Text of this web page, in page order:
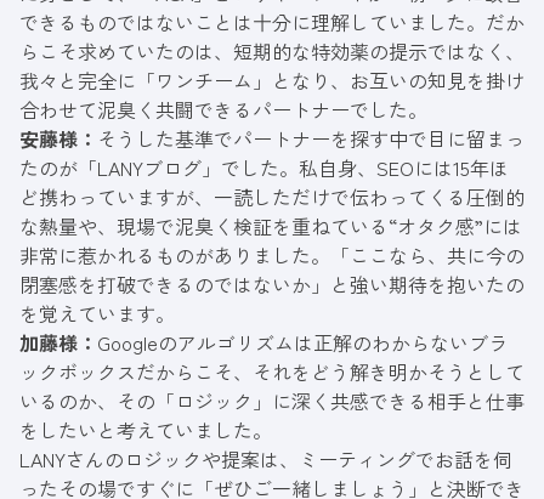
できるものではないことは十分に理解していました。だか
らこそ求めていたのは、短期的な特効薬の提示ではなく、
我々と完全に「ワンチーム」となり、お互いの知見を掛け
合わせて泥臭く共闘できるパートナーでした。
安藤様： そうした基準でパートナーを探す中で目に留まっ
たのが「LANYブログ」でした。私自身、SEOには15年ほ
ど携わっていますが、一読しただけで伝わってくる圧倒的
な熱量や、現場で泥臭く検証を重ねている“オタク感”には
非常に惹かれるものがありました。「ここなら、共に今の
閉塞感を打破できるのではないか」と強い期待を抱いたの
を覚えています。
加藤様： Googleのアルゴリズムは正解のわからないブラ
ックボックスだからこそ、それをどう解き明かそうとして
いるのか、その「ロジック」に深く共感できる相手と仕事
をしたいと考えていました。
LANYさんのロジックや提案は、ミーティングでお話を伺
ったその場ですぐに「ぜひご一緒しましょう」と決断でき